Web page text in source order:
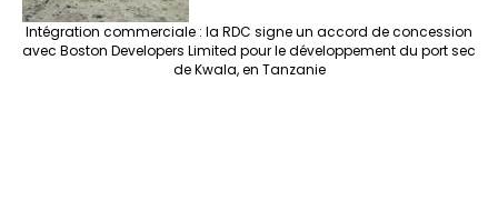
Intégration commerciale : la RDC signe un accord de concession
avec Boston Developers Limited pour le développement du port sec
de Kwala, en Tanzanie